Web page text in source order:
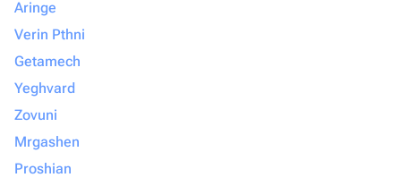
Aringe
Verin Pthni
Getamech
Yeghvard
Zovuni
Mrgashen
Proshian